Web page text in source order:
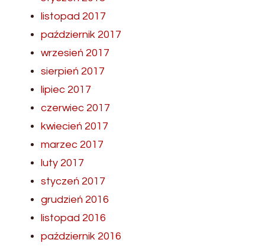
listopad 2017
październik 2017
wrzesień 2017
sierpień 2017
lipiec 2017
czerwiec 2017
kwiecień 2017
marzec 2017
luty 2017
styczeń 2017
grudzień 2016
listopad 2016
październik 2016